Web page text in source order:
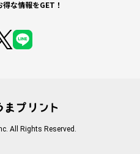
な情報をGET！
All Rights Reserved.